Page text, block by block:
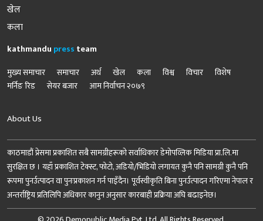
खेल
कला
kathmandu press team
मुख्य समाचार
समाचार अर्थ खेल कला विश्व विचार
विशेष
मर्निङ रिड
सेयर बजार आम निर्वाचन २०७९
About Us
काठमाडौं प्रेसमा प्रकाशित सबै सामग्रीहरूको सर्वाधिकार डेमोपव्लिक मिडिया प्रा.लि.मा
सुरक्षित छ । यहाँ प्रकाशित टेक्स्ट, फोटो, अडियो/भिडियो लगायत कुनै पनि सामग्री कुनै पनि
रूपमा पुनर्उत्पादन वा पुनःप्रकाशन गर्न पाइँदैन। पूर्वस्वीकृति बिना पुनर्उत्पादन गरिएमा नेपाल र
अन्तर्राष्ट्रिय प्रतिलिपि अधिकार कानुन अनुसार कारबाही प्रक्रिया अघि बढाइनेछ।